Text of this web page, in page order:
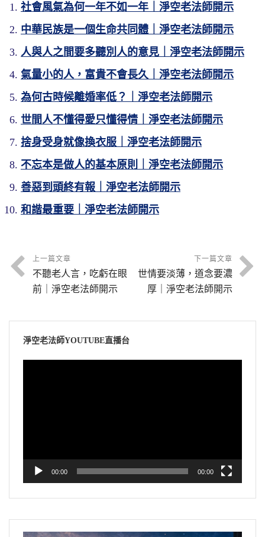
社會風氣為何一年不如一年｜淨空老法師開示
中華民族是一個生命共同體｜淨空老法師開示
人與人之間要多聽別人的意見｜淨空老法師開示
氣量小的人，富貴不會長久｜淨空老法師開示
為何古時候離婚率低？｜淨空老法師開示
世間人不懂得愛只懂得情｜淨空老法師開示
捨身受身就像換衣服｜淨空老法師開示
不忘本是做人的基本原則｜淨空老法師開示
善惡到頭終有報｜淨空老法師開示
和諧最重要｜淨空老法師開示
上一篇文章
不聽老人言，吃虧在眼
前｜淨空老法師開示
下一篇文章
世情要淡薄，道念要濃
厚｜淨空老法師開示
淨空老法師YOUTUBE直播台
00:00 00:00